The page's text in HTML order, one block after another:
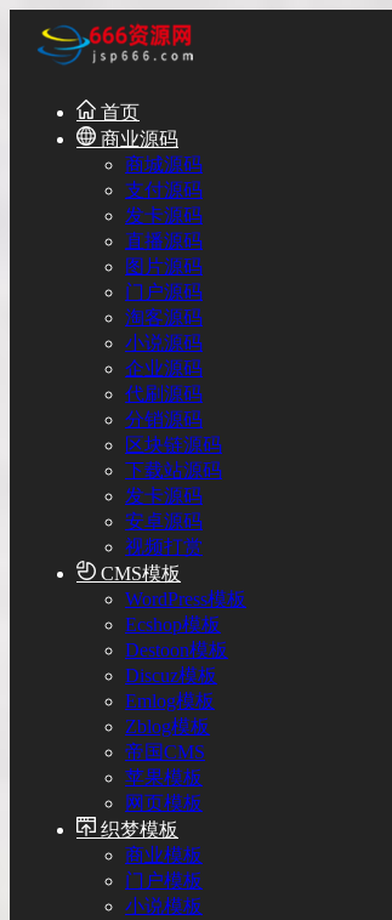
首页
商业源码
商城源码
支付源码
发卡源码
直播源码
图片源码
门户源码
淘客源码
小说源码
企业源码
代刷源码
分销源码
区块链源码
下载站源码
发卡源码
安卓源码
视频打赏
CMS模板
WordPress模板
Ecshop模板
Destoon模板
Discuz模板
Emlog模板
Zblog模板
帝国CMS
苹果模板
网页模板
织梦模板
商业模板
门户模板
小说模板